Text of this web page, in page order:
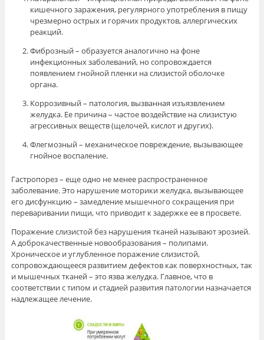
кишечного заражения, регулярного употребления в пищу
чрезмерно острых и горячих продуктов, аллергических
реакций.
Фиброзный – образуется аналогично на фоне
инфекционных заболеваний, но сопровождается
появлением гнойной пленки на слизистой оболочке
органа.
Коррозивный – патология, вызванная изъязвлением
желудка. Ее причина – частое воздействие на слизистую
агрессивных веществ (щелочей, кислот и других).
Флегмозный – механическое повреждение, вызывающее
гнойное воспаление.
Гастропорез – еще одно не менее распространенное
заболевание. Это нарушение моторики желудка, вызывающее
его дисфункцию – замедление мышечного сокращения при
переваривании пищи, что приводит к задержке ее в просвете.
Поражение слизистой без нарушения тканей называют эрозией.
А доброкачественные новообразования – полипами.
Хроническое и углубленное поражение слизистой,
сопровождающееся развитием дефектов как поверхностных, так
и мышечных тканей – это язва желудка. Главное, что в
соответствии с типом и стадией развития патологии назначается
надлежащее лечение.